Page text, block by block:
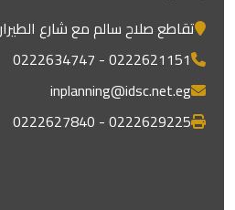
تقاطع صلاح سالم مع شارع
0222621151 - 0222634747
inplanning@idsc.net.eg
0222629225 - 0222627840